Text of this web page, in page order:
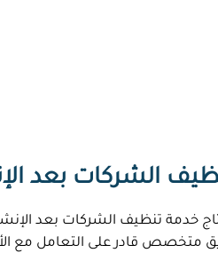
الشركات بعد
خدمة تنظيف الشركات بعد
متخصص قادر على التعامل مع